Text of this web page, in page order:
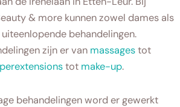
& more kunnen zowel dames als
behandelingen.
zijn er van massagestot
tot make-up.
behandelingen word er gewerkt